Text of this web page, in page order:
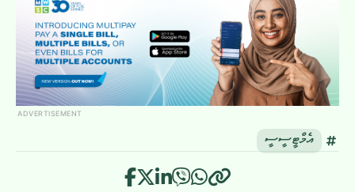
ADVERTISEMENT
އެމްޓީސީސީ